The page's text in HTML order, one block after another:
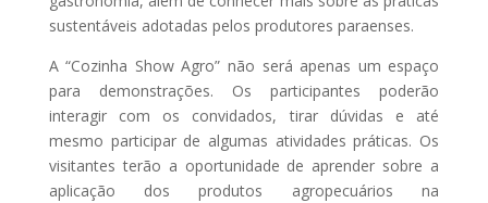
sustentáveis adotadas pelos produtores paraenses.
A “Cozinha Show Agro” não será apenas um espaço
para demonstrações. Os participantes poderão
interagir com os convidados, tirar dúvidas e até
mesmo participar de algumas atividades práticas. Os
visitantes terão a oportunidade de aprender sobre a
aplicação dos produtos agropecuários na